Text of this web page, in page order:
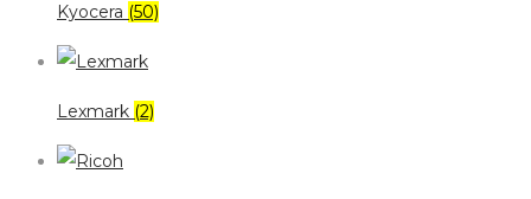
Kyocera (50)
Lexmark (2)